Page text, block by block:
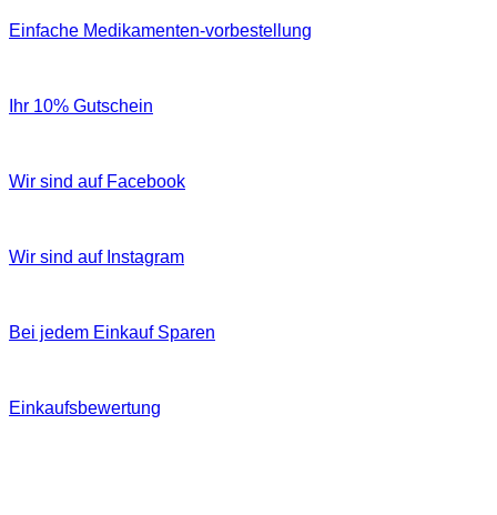
Einfache Medikamenten-vorbestellung
Ihr 10% Gutschein
Wir sind auf Facebook
Wir sind auf Instagram
Bei jedem Einkauf Sparen
Einkaufsbewertung